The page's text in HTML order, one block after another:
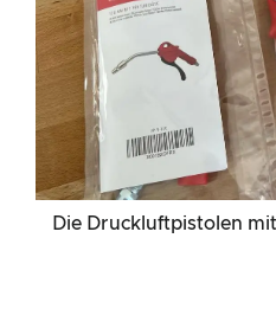
Die Druckluftpistolen